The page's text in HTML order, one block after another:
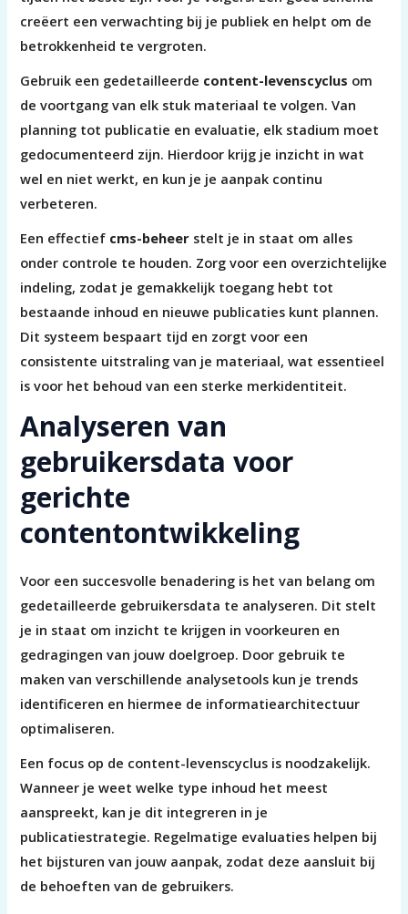
creëert een verwachting bij je publiek en helpt om de
betrokkenheid te vergroten.
Gebruik een gedetailleerde content-levenscyclus om
de voortgang van elk stuk materiaal te volgen. Van
planning tot publicatie en evaluatie, elk stadium moet
gedocumenteerd zijn. Hierdoor krijg je inzicht in wat
wel en niet werkt, en kun je je aanpak continu
verbeteren.
Een effectief cms-beheer stelt je in staat om alles
onder controle te houden. Zorg voor een overzichtelijke
indeling, zodat je gemakkelijk toegang hebt tot
bestaande inhoud en nieuwe publicaties kunt plannen.
Dit systeem bespaart tijd en zorgt voor een
consistente uitstraling van je materiaal, wat essentieel
is voor het behoud van een sterke merkidentiteit.
Analyseren van
gebruikersdata voor
gerichte
contentontwikkeling
Voor een succesvolle benadering is het van belang om
gedetailleerde gebruikersdata te analyseren. Dit stelt
je in staat om inzicht te krijgen in voorkeuren en
gedragingen van jouw doelgroep. Door gebruik te
maken van verschillende analysetools kun je trends
identificeren en hiermee de informatiearchitectuur
optimaliseren.
Een focus op de content-levenscyclus is noodzakelijk.
Wanneer je weet welke type inhoud het meest
aanspreekt, kan je dit integreren in je
publicatiestrategie. Regelmatige evaluaties helpen bij
het bijsturen van jouw aanpak, zodat deze aansluit bij
de behoeften van de gebruikers.